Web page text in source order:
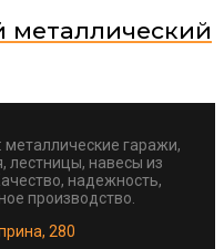
металлический
металлические гаражи,
лестницы, навесы из
надежность,
производство.
280